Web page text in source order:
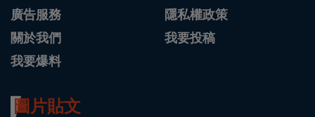
廣告服務
隱私權政策
關於我們
我要投稿
我要爆料
圖片貼文